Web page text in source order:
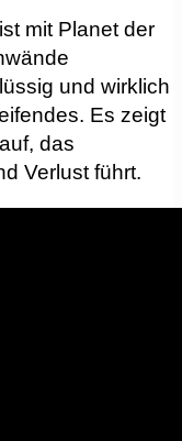
und wirklich
Es zeigt
das
Verlust führt.